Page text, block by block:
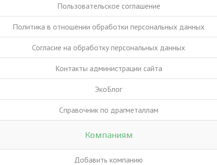
Пользовательское соглашение
Политика в отношении обработки персональных данных
Согласие на обработку персональных данных
Контакты администрации сайта
ЭкоБлог
Справочник по драгметаллам
Компаниям
Добавить компанию